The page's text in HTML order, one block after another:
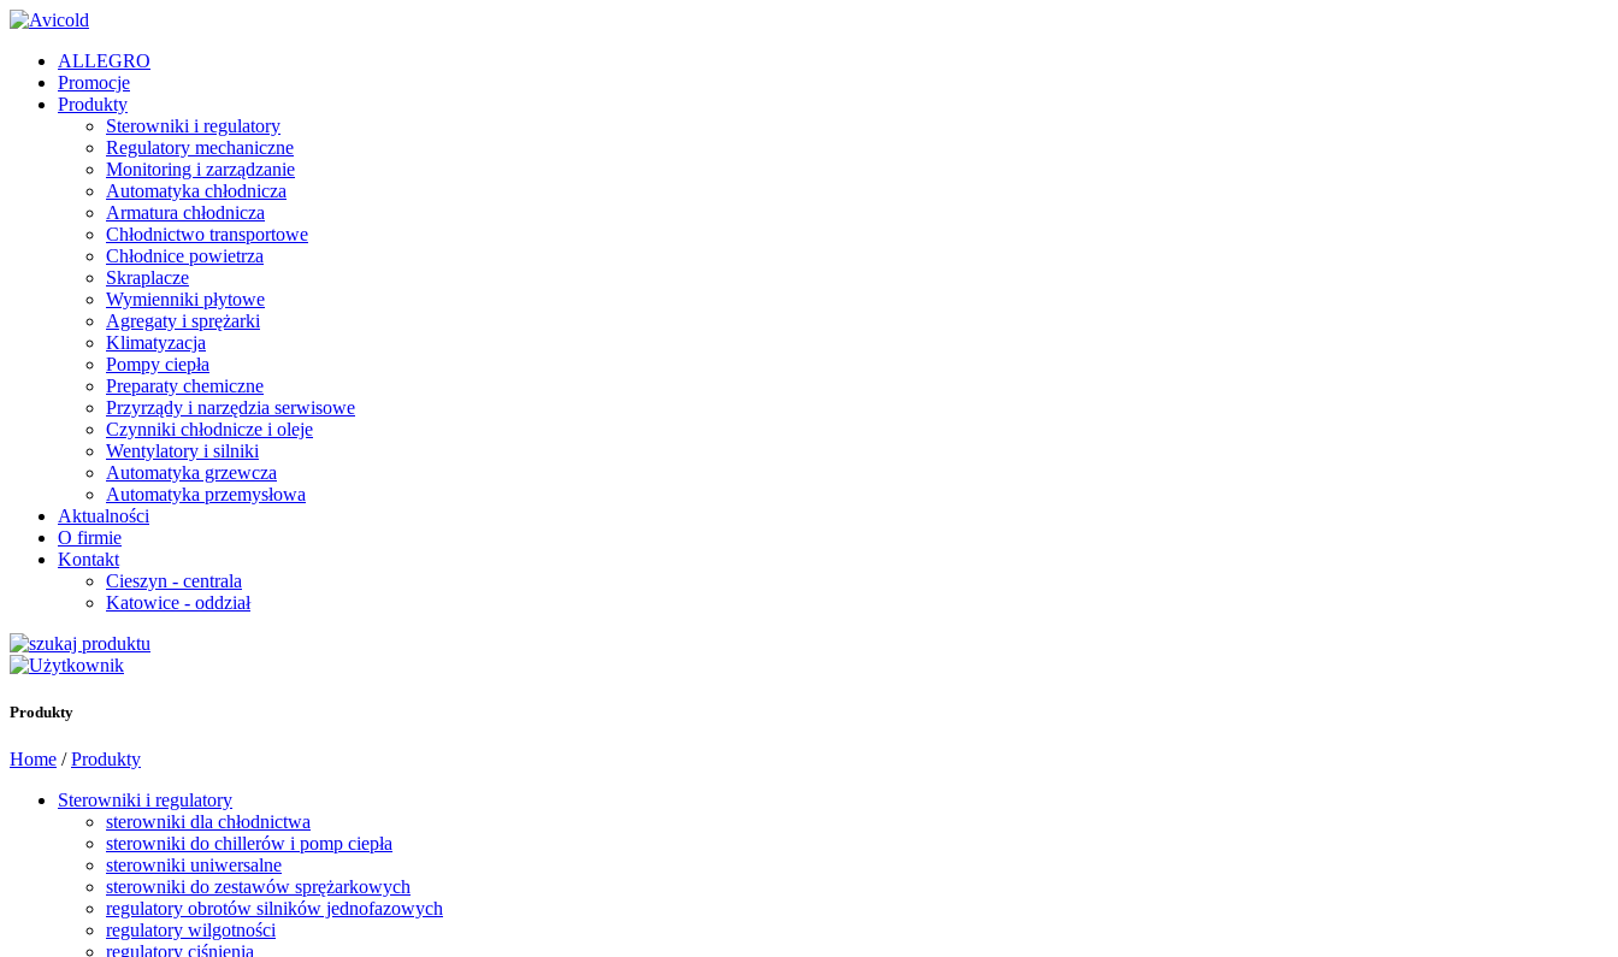
ALLEGRO
Promocje
Produkty
Sterowniki i regulatory
Regulatory mechaniczne
Monitoring i zarządzanie
Automatyka chłodnicza
Armatura chłodnicza
Chłodnictwo transportowe
Chłodnice powietrza
Skraplacze
Wymienniki płytowe
Agregaty i sprężarki
Klimatyzacja
Pompy ciepła
Preparaty chemiczne
Przyrządy i narzędzia serwisowe
Czynniki chłodnicze i oleje
Wentylatory i silniki
Automatyka grzewcza
Automatyka przemysłowa
Aktualności
O firmie
Kontakt
Cieszyn - centrala
Katowice - oddział
Produkty
Home /Produkty
Sterowniki i regulatory
sterowniki dla chłodnictwa
sterowniki do chillerów i pomp ciepła
sterowniki uniwersalne
sterowniki do zestawów sprężarkowych
regulatory obrotów silników jednofazowych
regulatory wilgotności
regulatory ciśnienia